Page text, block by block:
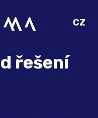
CZ
řešení